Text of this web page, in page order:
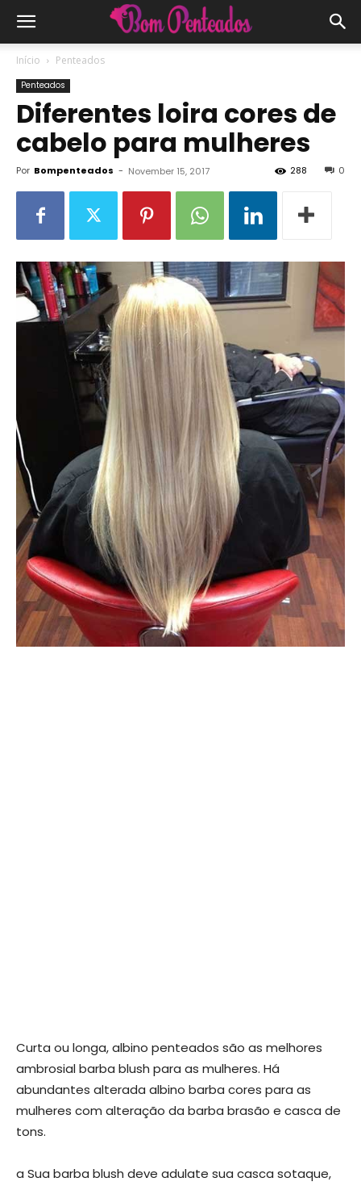
Início Penteados
Penteados
Diferentes loira cores de
cabelo para mulheres
Por Bompenteados - November 15, 2017 0
288
Curta ou longa, albino penteados são as melhores
ambrosial barba blush para as mulheres. Há
abundantes alterada albino barba cores para as
mulheres com alteração da barba brasão e casca de
tons.
a Sua barba blush deve adulate sua casca sotaque,